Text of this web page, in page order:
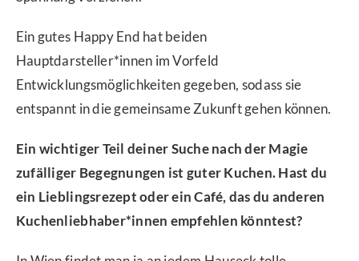
Ein gutes Happy End hat beiden
Hauptdarsteller*innen im Vorfeld
Entwicklungsmöglichkeiten gegeben, sodass sie
entspannt in die gemeinsame Zukunft gehen können.
Ein wichtiger Teil deiner Suche nach der Magie
zufälliger Begegnungen ist guter Kuchen. Hast du
ein Lieblingsrezept oder ein Café, das du anderen
Kuchenliebhaber*innen empfehlen könntest?